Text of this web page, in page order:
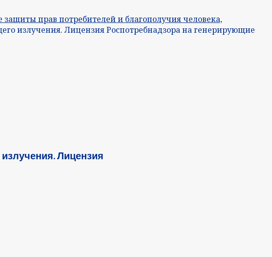
прав потребителей и благополучия человека,
излучения. Лицензия Роспотребнадзора на генерирующие
Лицензия